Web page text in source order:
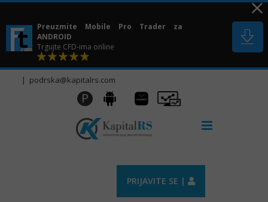
Skip
content
Preuzmite Mobile Pro Trader za
ANDROID
Trgujte CFD-ima online
| podrska@kapitalrs.com
P Android
Huawei
AppGallery
Pro
Trader
PRIJAVITE SE |